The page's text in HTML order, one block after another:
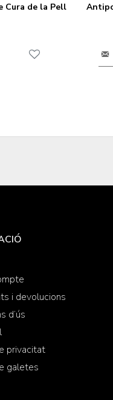
Cura de la Pell
i devolucions
d’ús
privacitat
galetes